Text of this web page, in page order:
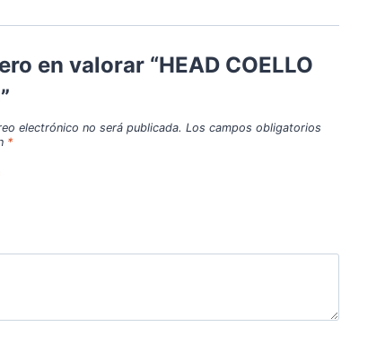
en valorar “HEAD COELLO
electrónico no será publicada. Los campos obligatorios
*